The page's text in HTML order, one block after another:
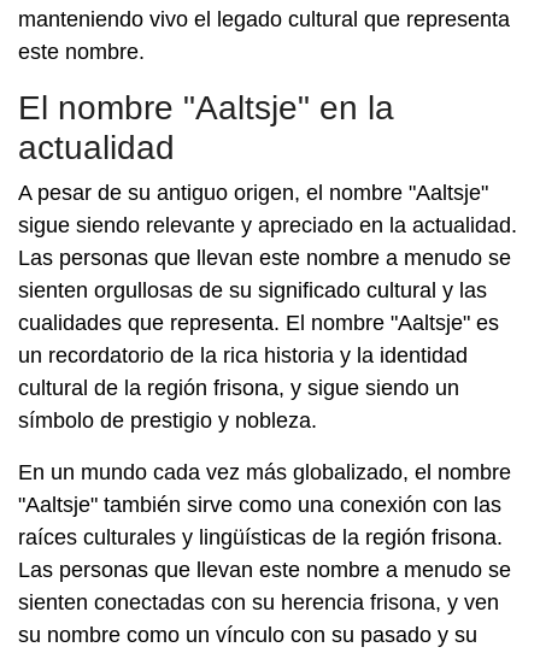
manteniendo vivo el legado cultural que representa
este nombre.
El nombre "Aaltsje" en la
actualidad
A pesar de su antiguo origen, el nombre "Aaltsje"
sigue siendo relevante y apreciado en la actualidad.
Las personas que llevan este nombre a menudo se
sienten orgullosas de su significado cultural y las
cualidades que representa. El nombre "Aaltsje" es
un recordatorio de la rica historia y la identidad
cultural de la región frisona, y sigue siendo un
símbolo de prestigio y nobleza.
En un mundo cada vez más globalizado, el nombre
"Aaltsje" también sirve como una conexión con las
raíces culturales y lingüísticas de la región frisona.
Las personas que llevan este nombre a menudo se
sienten conectadas con su herencia frisona, y ven
su nombre como un vínculo con su pasado y su